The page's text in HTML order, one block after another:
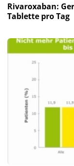
Rivaroxaban:
Tablette pro Tag